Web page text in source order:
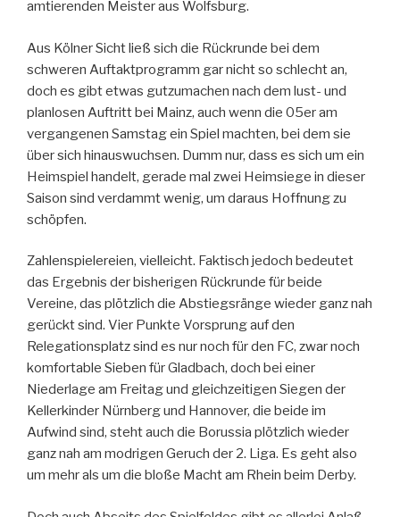
amtierenden Meister aus Wolfsburg.
Aus Kölner Sicht ließ sich die Rückrunde bei dem
schweren Auftaktprogramm gar nicht so schlecht an,
doch es gibt etwas gutzumachen nach dem lust- und
planlosen Auftritt bei Mainz, auch wenn die 05er am
vergangenen Samstag ein Spiel machten, bei dem sie
über sich hinauswuchsen. Dumm nur, dass es sich um ein
Heimspiel handelt, gerade mal zwei Heimsiege in dieser
Saison sind verdammt wenig, um daraus Hoffnung zu
schöpfen.
Zahlenspielereien, vielleicht. Faktisch jedoch bedeutet
das Ergebnis der bisherigen Rückrunde für beide
Vereine, das plötzlich die Abstiegsränge wieder ganz nah
gerückt sind. Vier Punkte Vorsprung auf den
Relegationsplatz sind es nur noch für den FC, zwar noch
komfortable Sieben für Gladbach, doch bei einer
Niederlage am Freitag und gleichzeitigen Siegen der
Kellerkinder Nürnberg und Hannover, die beide im
Aufwind sind, steht auch die Borussia plötzlich wieder
ganz nah am modrigen Geruch der 2. Liga. Es geht also
um mehr als um die bloße Macht am Rhein beim Derby.